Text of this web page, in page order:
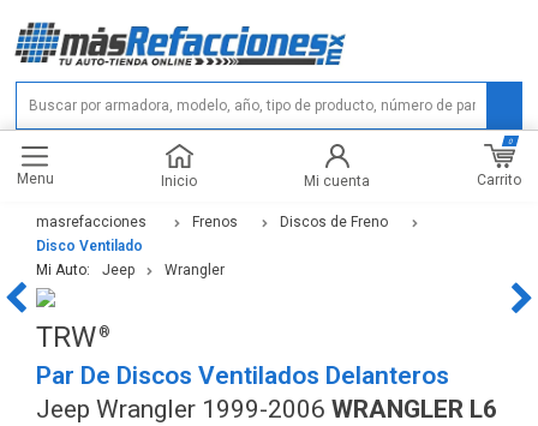
Menu Inicio Mi cuenta Carrito
0
masrefacciones Frenos
Discos de Freno
Disco Ventilado
Mi Auto:
Jeep Wrangler
TRW
Par De Discos Ventilados Delanteros
Jeep Wrangler 1999-2006 WRANGLER L6